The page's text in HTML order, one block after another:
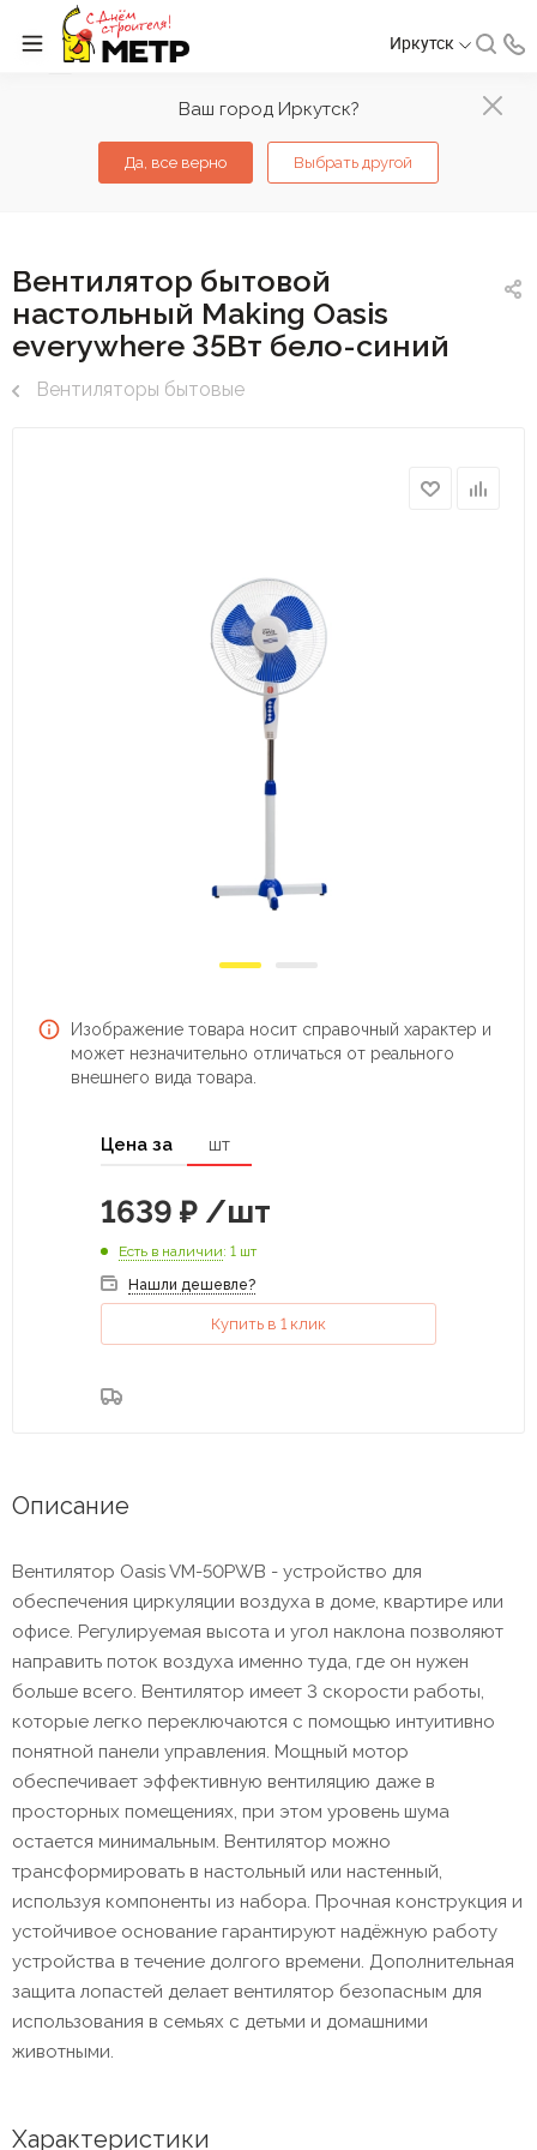
Ваш город Иркутск?
Да, все верно Выбрать другой
Иркутск
Вентилятор бытовой
настольный Making Оasis
everywhere 35Вт бело-синий
Вентиляторы бытовые
Изображение товара носит справочный характер и
может незначительно отличаться от реального
внешнего вида товара.
Цена за шт
1639 ₽ /шт
Есть в наличии: 1 шт
Нашли дешевле?
Купить в 1 клик
Описание
Вентилятор Oasis VM-50PWB - устройство для
обеспечения циркуляции воздуха в доме, квартире или
офисе. Регулируемая высота и угол наклона позволяют
направить поток воздуха именно туда, где он нужен
больше всего. Вентилятор имеет 3 скорости работы,
которые легко переключаются с помощью интуитивно
понятной панели управления. Мощный мотор
обеспечивает эффективную вентиляцию даже в
просторных помещениях, при этом уровень шума
остается минимальным. Вентилятор можно
трансформировать в настольный или настенный,
используя компоненты из набора. Прочная конструкция и
устойчивое основание гарантируют надёжную работу
устройства в течение долгого времени. Дополнительная
защита лопастей делает вентилятор безопасным для
использования в семьях с детьми и домашними
животными.
Характеристики